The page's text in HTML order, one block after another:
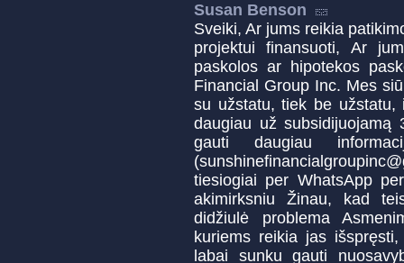
Susan Benson
Sveiki, Ar jums reikia
projektui finansuoti, Ar
paskolos ar hipotekos
Financial Group Inc. Mes
su užstatu, tiek be užstatu,
daugiau už subsidijuojamą
gauti daugiau
tiesiogiai per WhatsApp
akimirksniu Žinau, kad
didžiulė problema
kuriems reikia jas
labai sunku gauti